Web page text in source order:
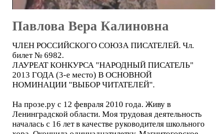
Павлова Вера Калиновна
ЧЛЕН РОССИЙСКОГО СОЮЗА ПИСАТЕЛЕЙ. Чл.
билет № 6982.
ЛАУРЕАТ КОНКУРСА "НАРОДНЫЙ ПИСАТЕЛЬ"
2013 ГОДА (3-е место) В ОСНОВНОЙ
НОМИНАЦИИ "ВЫБОР ЧИТАТЕЛЕЙ".
На прозе.ру с 12 февраля 2010 года. Живу в
Ленинградской области. Моя трудовая деятельность
началась с 16 лет в качестве руководителя школьного